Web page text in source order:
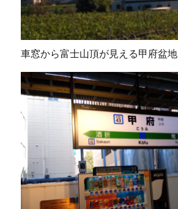
車窓から富士山頂が見える甲府盆地